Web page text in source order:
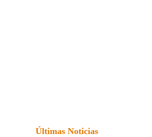
Últimas Noticias